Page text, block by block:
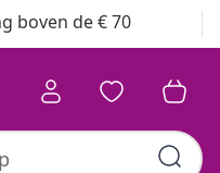
boven de € 70